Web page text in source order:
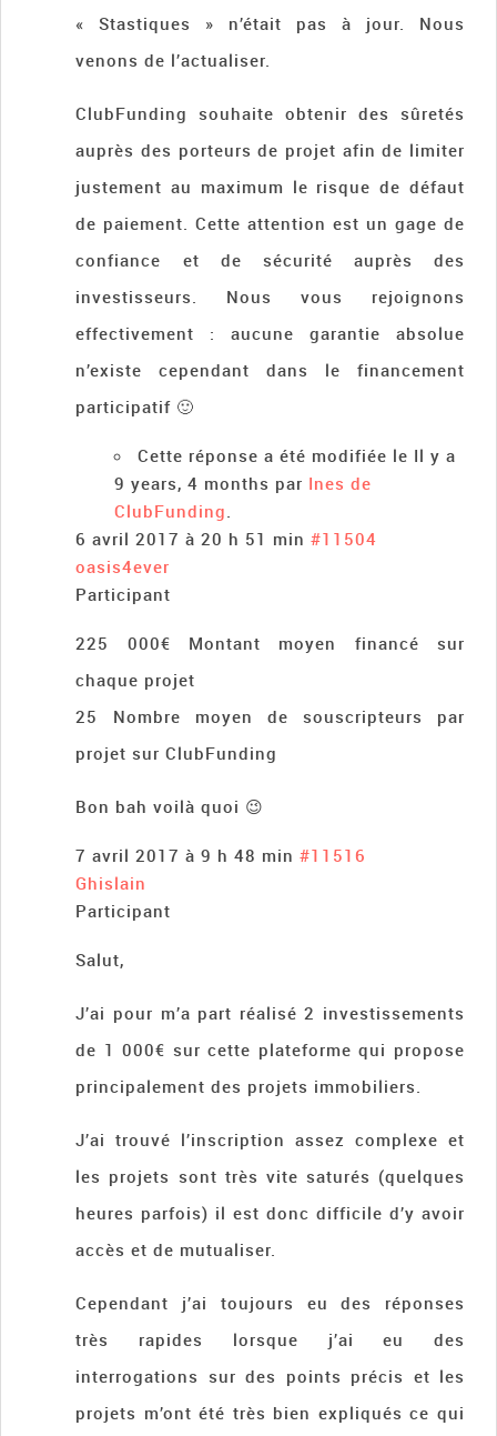
« Stastiques » n’était pas à jour. Nous
venons de l’actualiser.
ClubFunding souhaite obtenir des sûretés
auprès des porteurs de projet afin de limiter
justement au maximum le risque de défaut
de paiement. Cette attention est un gage de
confiance et de sécurité auprès des
investisseurs. Nous vous rejoignons
effectivement : aucune garantie absolue
n’existe cependant dans le financement
participatif 🙂
Cette réponse a été modifiée le Il y a
9 years, 4 months par Ines de
ClubFunding.
6 avril 2017 à 20 h 51 min #11504
oasis4ever
Participant
225 000€ Montant moyen financé sur
chaque projet
25 Nombre moyen de souscripteurs par
projet sur ClubFunding
Bon bah voilà quoi 😉
7 avril 2017 à 9 h 48 min #11516
Ghislain
Participant
Salut,
J’ai pour m’a part réalisé 2 investissements
de 1 000€ sur cette plateforme qui propose
principalement des projets immobiliers.
J’ai trouvé l’inscription assez complexe et
les projets sont très vite saturés (quelques
heures parfois) il est donc difficile d’y avoir
accès et de mutualiser.
Cependant j’ai toujours eu des réponses
très rapides lorsque j’ai eu des
interrogations sur des points précis et les
projets m’ont été très bien expliqués ce qui